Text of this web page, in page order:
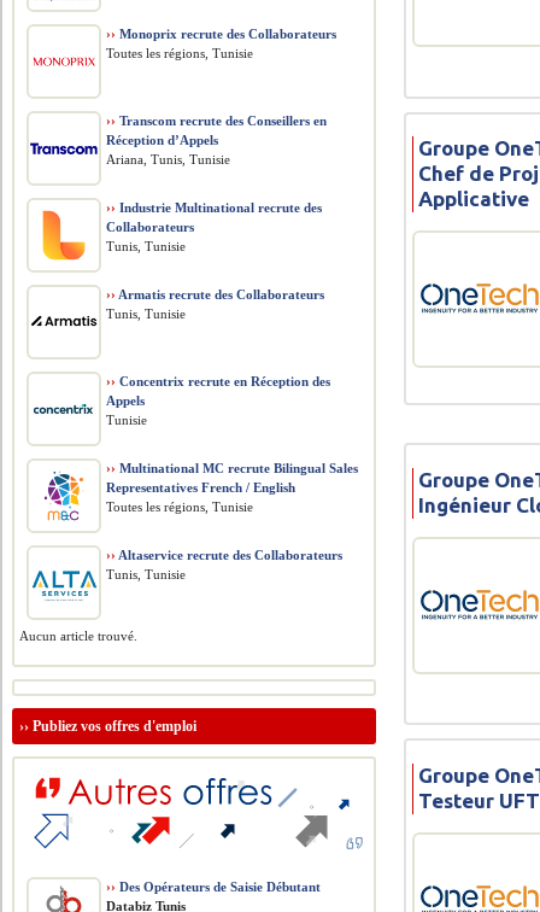
Groupe
Chef de
Applicative
Groupe
Ingénieur
Groupe
Testeur UFT
›› Monoprix recrute des Collaborateurs
Toutes les régions, Tunisie
›› Transcom recrute des Conseillers en
Réception d’Appels
Ariana, Tunis, Tunisie
›› Industrie Multinational recrute des
Collaborateurs
Tunis, Tunisie
›› Armatis recrute des Collaborateurs
Tunis, Tunisie
›› Concentrix recrute en Réception des
Appels
Tunisie
›› Multinational MC recrute Bilingual Sales
Representatives French / English
Toutes les régions, Tunisie
›› Altaservice recrute des Collaborateurs
Tunis, Tunisie
Aucun article trouvé.
››Publiez vos offres d'emploi
›› Des Opérateurs de Saisie Débutant
Databiz Tunis